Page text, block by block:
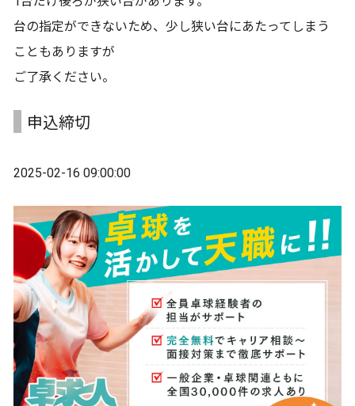
台の指定ができないため、少し狭い台にあたってしまう
こともありますが
ご了承ください。
申込締切
2025-02-16 09:00:00